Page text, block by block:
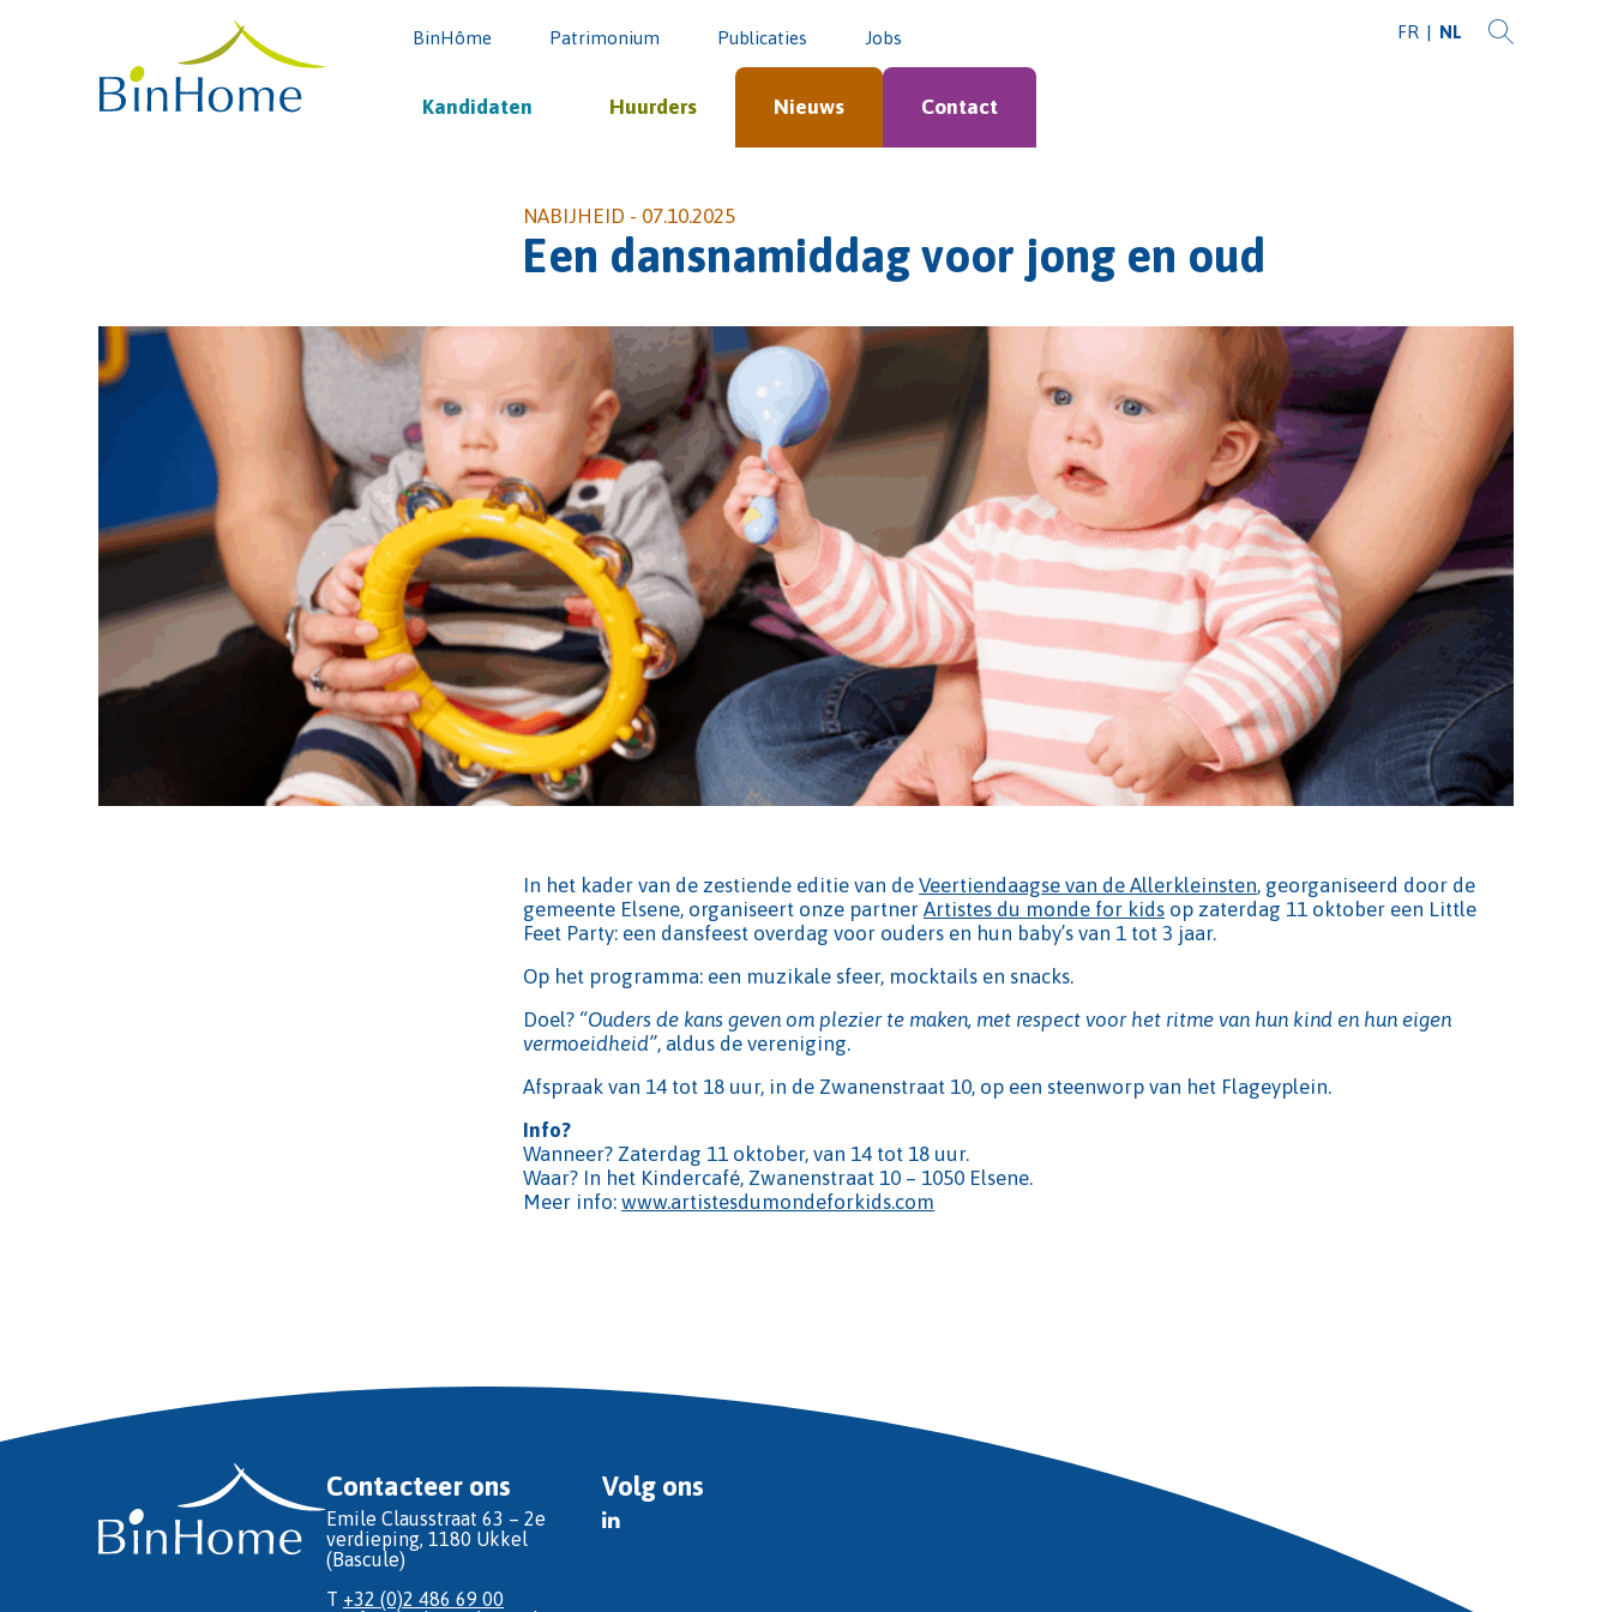
BinHôme Patrimonium Publicaties Jobs FR NL
Kandidaten Huurders Nieuws Contact
NABIJHEID - 07.10.2025
Een dansnamiddag voor jong en oud
In het kader van de zestiende editie van de Veertiendaagse van de Allerkleinsten, georganiseerd door de
gemeente Elsene, organiseert onze partner Artistes du monde for kids op zaterdag 11 oktober een Little
Feet Party: een dansfeest overdag voor ouders en hun baby’s van 1 tot 3 jaar.
Op het programma: een muzikale sfeer, mocktails en snacks.
Doel? “Ouders de kans geven om plezier te maken, met respect voor het ritme van hun kind en hun eigen
vermoeidheid”, aldus de vereniging.
Afspraak van 14 tot 18 uur, in de Zwanenstraat 10, op een steenworp van het Flageyplein.
Info?
Wanneer? Zaterdag 11 oktober, van 14 tot 18 uur.
Waar? In het Kindercafé, Zwanenstraat 10 – 1050 Elsene.
Meer info: www.artistesdumondeforkids.com
Contacteer ons
Emile Clausstraat 63 – 2e
verdieping, 1180 Ukkel
(Bascule)
T +32 (0)2 486 69 00
Volg ons